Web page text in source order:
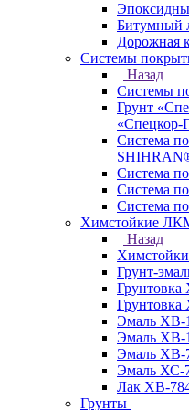
Битумный
Дорожная
Системы
Назад
Системы
Грунт
«Спецкор-
Система
Система
Система
Система
Химстойкие
Назад
Грунт-
Грунтовка
Грунтовка
Эмаль ХВ-
Эмаль ХВ-
Эмаль ХВ-
Эмаль ХС-
Лак ХВ-
Грунты